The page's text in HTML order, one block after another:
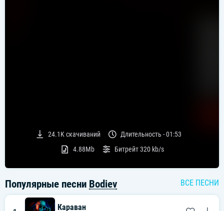
24.1Kскачиваний Длительность -01:53
4.88Mb
Битрейт320 kb/s
Популярные песни Bodiev ВСЕ ПЕСНИ
Караван